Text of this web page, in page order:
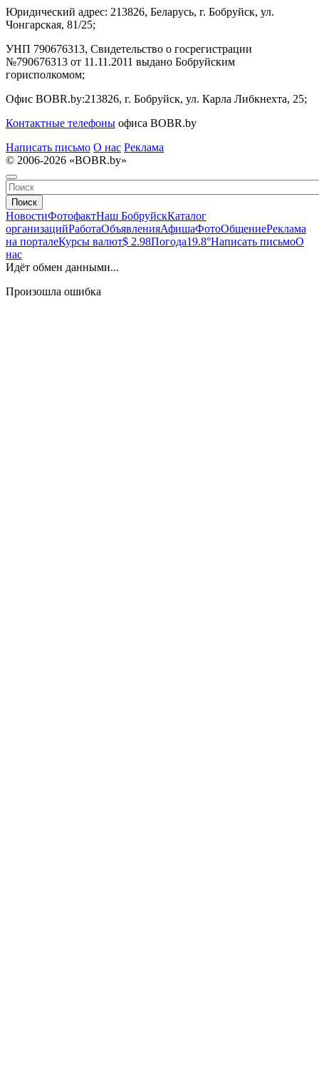
Юридический адрес: 213826, Беларусь, г. Бобруйск, ул.
Чонгарская, 81/25;
УНП 790676313, Свидетельство о госрегистрации
№790676313 от 11.11.2011 выдано Бобруйским
горисполкомом;
Офис BOBR.by:213826, г. Бобруйск, ул. Карла Либкнехта, 25;
Контактные телефоны офиса BOBR.by
Написать письмо О нас Реклама
© 2006-2026 «BOBR.by»
Поиск
НовостиФотофактНаш БобруйскКаталог
организацийРаботаОбъявленияАфишаФотоОбщениеРеклама
на порталеКурсы валют$ 2.98Погода19.8°Написать письмоО
нас
Идёт обмен данными...
Произошла ошибка